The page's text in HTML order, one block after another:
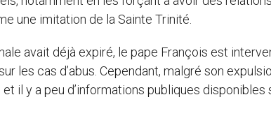
une imitation de la Sainte Trinité.
avait déjà expiré, le pape François est
les cas d’abus. Cependant, malgré son
et il y a peu d’informations publiques